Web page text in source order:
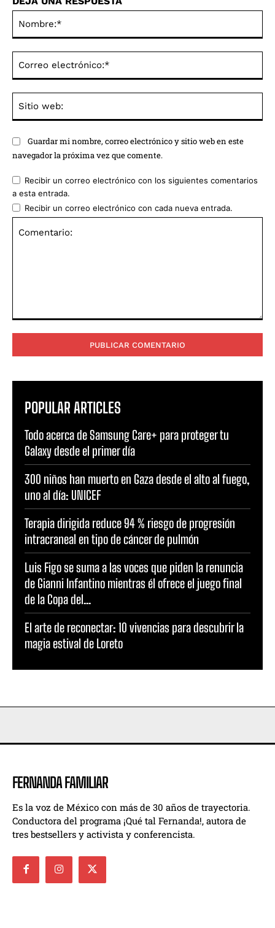
Guardar mi nombre, correo electrónico y sitio web en este
navegador la próxima vez que comente.
Recibir un correo electrónico con los siguientes comentarios
a esta entrada.
Recibir un correo electrónico con cada nueva entrada.
POPULAR ARTICLES
Todo acerca de Samsung Care+ para proteger tu
Galaxy desde el primer día
300 niños han muerto en Gaza desde el alto al fuego,
uno al día: UNICEF
Terapia dirigida reduce 94 % riesgo de progresión
intracraneal en tipo de cáncer de pulmón
Luis Figo se suma a las voces que piden la renuncia
de Gianni Infantino mientras él ofrece el juego final
de la Copa del...
El arte de reconectar: 10 vivencias para descubrir la
magia estival de Loreto
FERNANDA FAMILIAR
Es la voz de México con más de 30 años de trayectoria.
Conductora del programa ¡Qué tal Fernanda!, autora de
tres bestsellers y activista y conferencista.